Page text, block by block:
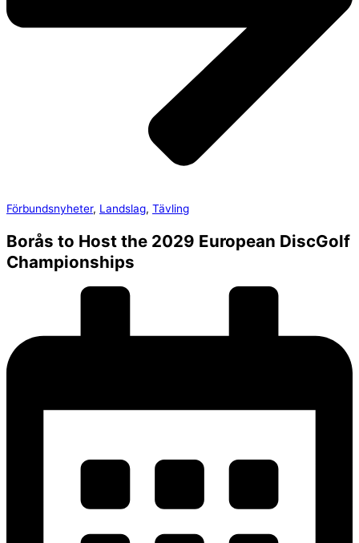
Förbundsnyheter, Landslag, Tävling
Borås to Host the 2029 European DiscGolf
Championships